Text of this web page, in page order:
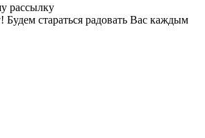
рассылку
Будем стараться радовать Вас каждым